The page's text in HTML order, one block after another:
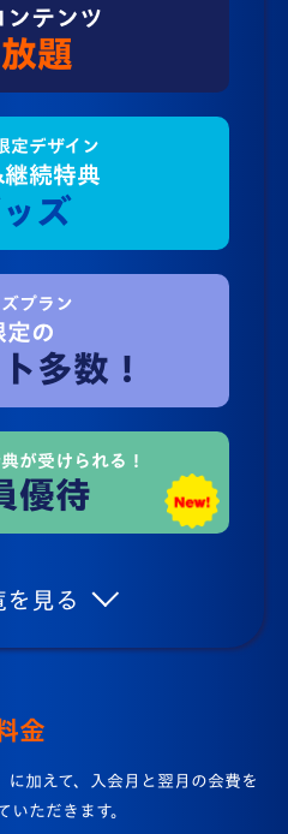
ンテンツ
題
定デザイン
続特典
ズ
プラン
定の
多数！
が受けられる！
優待
を見る
金
加えて、入会月と翌月の会費を
いただきます。